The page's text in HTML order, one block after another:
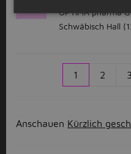
OPTIMA pharma
Schwäbisch Hall
1 2 3
Anschauen Kürzlich